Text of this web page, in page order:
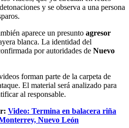
y se observa a una persona
aparece un presunto agresor
blanca. La identidad del
por autoridades de Nuevo
forman parte de la carpeta de
El material será analizado para
al responsable.
Video: Termina en balacera riña
Nuevo León